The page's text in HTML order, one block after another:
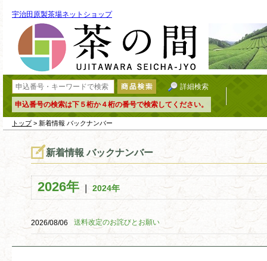
宇治田原製茶場ネットショップ
詳細検索
申込番号の検索は下５桁か４桁の番号で検索してください。
トップ> 新着情報 バックナンバー
新着情報 バックナンバー
2026年 2024年
2026/08/06 送料改定のお詫びとお願い